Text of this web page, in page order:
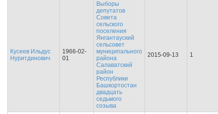
Кусеев Ильдус
Нуритдинович
1966-02-
01
Выборы
депутатов
Совета
сельского
поселения
Янгантауский
сельсовет
муниципального
района
Салаватский
район
Республики
Башкортостан
двадцать
седьмого
созыва
2015-09-13 1